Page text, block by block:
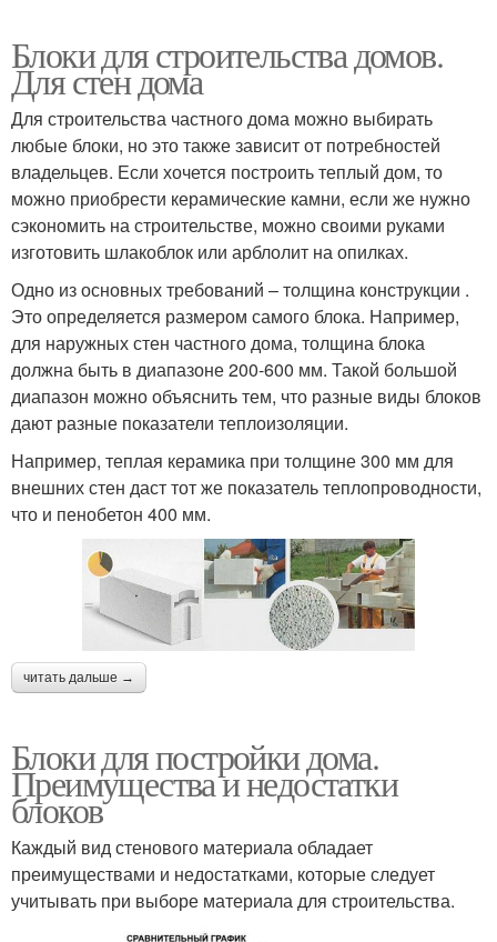
Блоки для строительства домов.
Для стен дома
Для строительства частного дома можно выбирать
любые блоки, но это также зависит от потребностей
владельцев. Если хочется построить теплый дом, то
можно приобрести керамические камни, если же нужно
сэкономить на строительстве, можно своими руками
изготовить шлакоблок или арблолит на опилках.
Одно из основных требований – толщина конструкции .
Это определяется размером самого блока. Например,
для наружных стен частного дома, толщина блока
должна быть в диапазоне 200-600 мм. Такой большой
диапазон можно объяснить тем, что разные виды блоков
дают разные показатели теплоизоляции.
Например, теплая керамика при толщине 300 мм для
внешних стен даст тот же показатель теплопроводности,
что и пенобетон 400 мм.
читать дальше →
Блоки для постройки дома.
Преимущества и недостатки
блоков
Каждый вид стенового материала обладает
преимуществами и недостатками, которые следует
учитывать при выборе материала для строительства.